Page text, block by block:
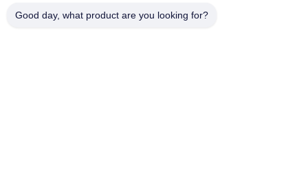
Good day, what product are you looking for?